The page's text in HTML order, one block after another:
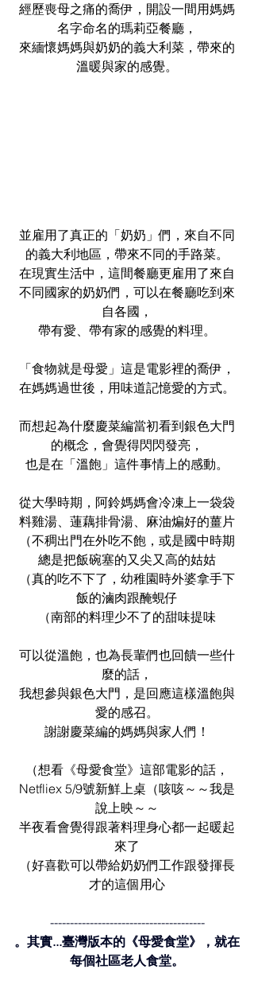
經歷喪母之痛的喬伊，開設一間用媽媽
名字命名的瑪莉亞餐廳，
來緬懷媽媽與奶奶的義大利菜，帶來的
溫暖與家的感覺。
並雇用了真正的「奶奶」們，來自不同
的義大利地區，帶來不同的手路菜。
在現實生活中，這間餐廳更雇用了來自
不同國家的奶奶們，可以在餐廳吃到來
自各國，
帶有愛、帶有家的感覺的料理。
「食物就是母愛」這是電影裡的喬伊，
在媽媽過世後，用味道記憶愛的方式。
而想起為什麼慶菜編當初看到銀色大門
的概念，會覺得閃閃發亮，
也是在「溫飽」這件事情上的感動。
從大學時期，阿鈴媽媽會冷凍上一袋袋
料雞湯、蓮藕排骨湯、麻油煸好的薑片
（不稠出門在外吃不飽，或是國中時期
總是把飯碗塞的又尖又高的姑姑
（真的吃不下了，幼稚園時外婆拿手下
飯的滷肉跟醃蜆仔
（南部的料理少不了的甜味提味
可以從溫飽，也為長輩們也回饋一些什
麼的話，
我想參與銀色大門，是回應這樣溫飽與
愛的感召。
謝謝慶菜編的媽媽與家人們！
（想看《母愛食堂》這部電影的話，
Netfliex 5/9號新鮮上桌（咳咳～～我是
說上映～～
半夜看會覺得跟著料理身心都一起暖起
來了
（好喜歡可以帶給奶奶們工作跟發揮長
才的這個用心
---------------------------------------
。其實...臺灣版本的《母愛食堂》，就在
每個社區老人食堂。